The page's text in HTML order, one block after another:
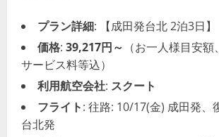
プラン詳細: 【成田発台北 2泊3日】
価格: 39,217円～ （お一人様目安
サービス料等込）
利用航空会社: スクート
フライト: 往路: 10/17(金) 成田発、
台北発